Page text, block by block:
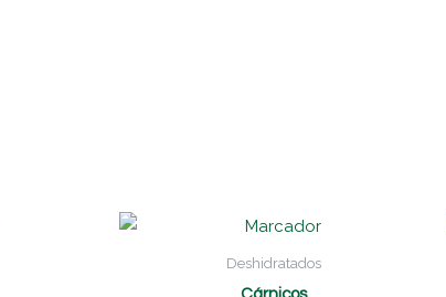
Deshidratados